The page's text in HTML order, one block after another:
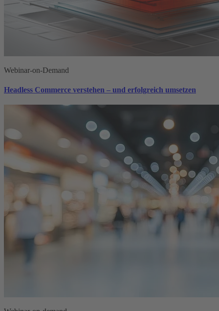
Webinar-on-Demand
Headless Commerce verstehen – und erfolgreich umsetzen